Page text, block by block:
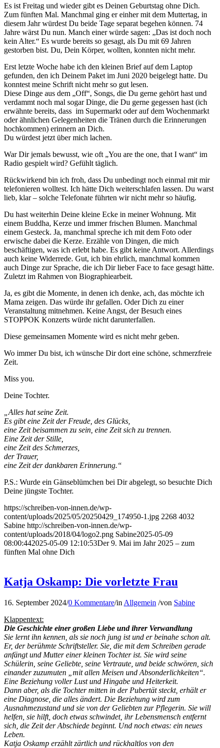
Es ist Freitag und wieder gibt es Deinen Geburtstag ohne Dich.
Zum fünften Mal. Manchmal ging er einher mit dem Muttertag, in
diesem Jahr würdest Du beide Tage separat begehen können. 74
Jahre wärst Du nun. Manch einer würde sagen: „Das ist doch noch
kein Alter.“ Es wurde bereits so gesagt, als Du mit 69 Jahren
gestorben bist. Du, Dein Körper, wollten, konnten nicht mehr.
Erst letzte Woche habe ich den kleinen Brief auf dem Laptop
gefunden, den ich Deinem Paket im Juni 2020 beigelegt hatte. Du
konntest meine Schrift nicht mehr so gut lesen.
Diese Dinge aus dem „Off“, Songs, die Du gerne gehört hast und
verdammt noch mal sogar Dinge, die Du gerne gegessen hast (ich
erwähnte bereits, dass im Supermarkt oder auf dem Wochenmarkt
oder ähnlichen Gelegenheiten die Tränen durch die Erinnerungen
hochkommen) erinnern an Dich.
Du würdest jetzt über mich lachen.
War Dir jemals bewusst, wie oft „You are the one, that I want“ im
Radio gespielt wird? Gefühlt täglich.
Rückwirkend bin ich froh, dass Du unbedingt noch einmal mit mir
telefonieren wolltest. Ich hätte Dich weiterschlafen lassen. Du warst
lieb, klar – solche Telefonate führten wir nicht mehr so häufig.
Du hast weiterhin Deine kleine Ecke in meiner Wohnung. Mit
einem Buddha, Kerze und immer frischen Blumen. Manchmal
einem Gesteck. Ja, manchmal spreche ich mit dem Foto oder
erwische dabei die Kerze. Erzähle von Dingen, die mich
beschäftigen, was ich erlebt habe. Es gibt keine Antwort. Allerdings
auch keine Widerrede. Gut, ich bin ehrlich, manchmal kommen
auch Dinge zur Sprache, die ich Dir lieber Face to face gesagt hätte.
Zuletzt im Rahmen von Biographiearbeit.
Ja, es gibt die Momente, in denen ich denke, ach, das möchte ich
Mama zeigen. Das würde ihr gefallen. Oder Dich zu einer
Veranstaltung mitnehmen. Keine Angst, der Besuch eines
STOPPOK Konzerts würde nicht darunterfallen.
Diese gemeinsamen Momente wird es nicht mehr geben.
Wo immer Du bist, ich wünsche Dir dort eine schöne, schmerzfreie
Zeit.
Miss you.
Deine Tochter.
„Alles hat seine Zeit.
Es gibt eine Zeit der Freude, des Glücks,
eine Zeit beisammen zu sein, eine Zeit sich zu trennen.
Eine Zeit der Stille,
eine Zeit des Schmerzes,
der Trauer,
eine Zeit der dankbaren Erinnerung.“
P.S.: Wurde ein Gänseblümchen bei Dir abgelegt, so besuchte Dich
Deine jüngste Tochter.
https://schreiben-von-innen.de/wp-
content/uploads/2025/05/20250429_174950-1.jpg 2268 4032
Sabine http://schreiben-von-innen.de/wp-
content/uploads/2018/04/logo2.png Sabine2025-05-09
08:00:442025-05-09 12:10:53Der 9. Mai im Jahr 2025 – zum
fünften Mal ohne Dich
Katja Oskamp: Die vorletzte Frau
16. September 2024/0 Kommentare/in Allgemein /von Sabine
Klappentext:
Die Geschichte einer großen Liebe und ihrer Verwandlung
Sie lernt ihn kennen, als sie noch jung ist und er beinahe schon alt.
Er, der berühmte Schriftsteller. Sie, die mit dem Schreiben gerade
anfängt und Mutter einer kleinen Tochter ist. Sie wird seine
Schülerin, seine Geliebte, seine Vertraute, und beide schwören, sich
einander zuzumuten „mit allen Meisen und Absonderlichkeiten“.
Eine Beziehung voller Lust und Hingabe und Heiterkeit.
Dann aber, als die Tochter mitten in der Pubertät steckt, erhält er
eine Diagnose, die alles ändert. Die Beziehung wird zum
Ausnahmezustand und sie von der Geliebten zur Pflegerin. Sie will
helfen, sie hilft, doch etwas schwindet, ihr Lebensmensch entfernt
sich, die Zeit der Abschiede beginnt. Und noch etwas: ein neues
Leben.
Katja Oskamp erzählt zärtlich und rückhaltlos von den